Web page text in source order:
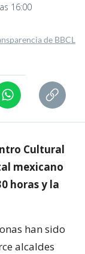
16:00
de BBCL
Cultural
mexicano
horas y la
han sido
alcaldes